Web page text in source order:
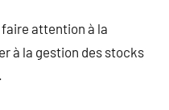
attention à la
à la gestion des stocks